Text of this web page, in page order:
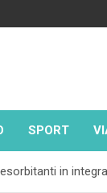
SPORT
in